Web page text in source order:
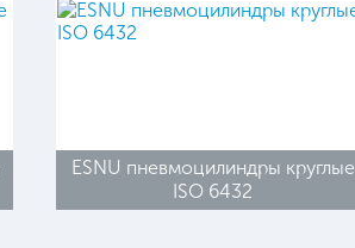
ESNU пневмоцилиндры круглые
ISO 6432